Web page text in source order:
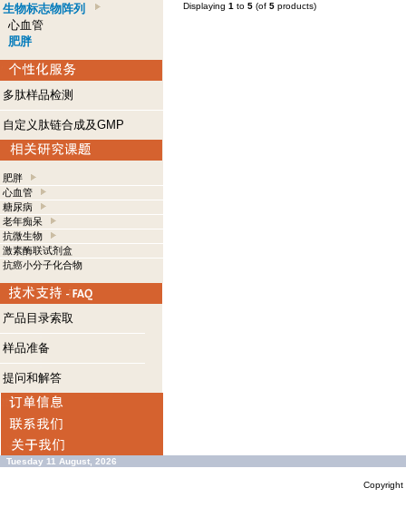
生物标志物阵列
心血管
肥胖
多肽样品检测
自定义肽链合成及GMP
肥胖
心血管
糖尿病
老年痴呆
抗微生物
激素酶联试剂盒
抗癌小分子化合物
产品目录索取
样品准备
提问和解答
Displaying 1 to 5 (of 5 products)
Tuesday 11 August, 2026